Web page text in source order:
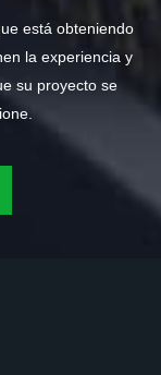
está obteniendo
la experiencia y
su proyecto se